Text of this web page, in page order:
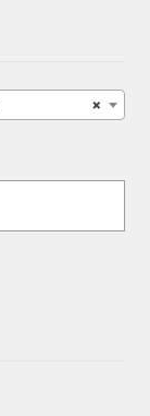
×